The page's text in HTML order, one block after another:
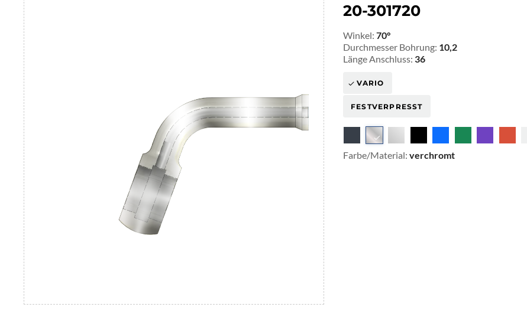
20-301720
Winkel: 70°
Durchmesser Bohrung: 10,2
Länge Anschluss: 36
VARIO
FESTVERPRESST
Farbe/Material: verchromt